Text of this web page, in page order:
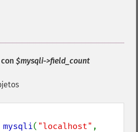
$mysqli->field_count
mysqli( "localhost"